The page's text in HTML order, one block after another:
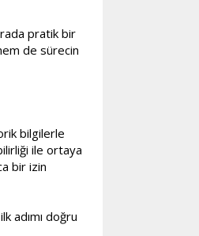
pratik bir
de sürecin
bilgilerle
ile ortaya
bir izin
adımı doğru